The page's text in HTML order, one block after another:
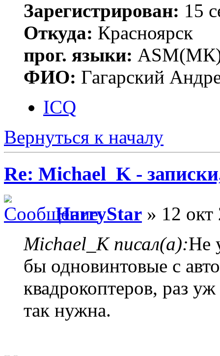
Зарегистрирован: 15
Откуда: Красноярск
прог. языки:
ФИО: Гагарский
ICQ
Вернуться к началу
Re: Michael_K -
HarryStar » 12
Michael_K писал(а):Не
бы одновинтовые с
квадрокоптеров, раз
так нужна.